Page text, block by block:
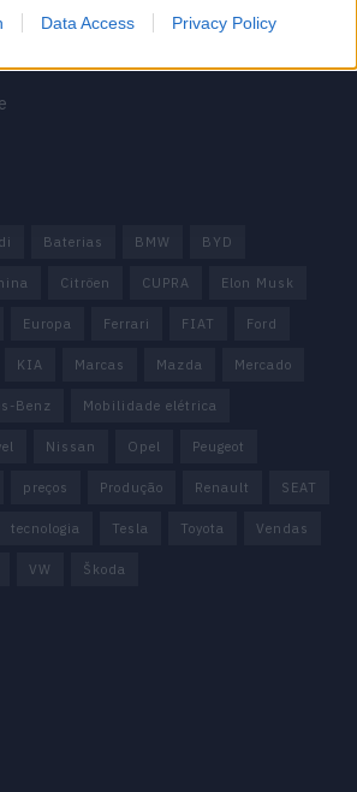
Data Access Privacy Policy
Baterias BMW BYD
Citröen CUPRA Elon Musk
Europa Ferrari FIAT Ford
KIA Marcas Mazda Mercado
Benz Mobilidade elétrica
Nissan Opel Peugeot
preços Produção Renault SEAT
tecnologia Tesla Toyota Vendas
VW Škoda